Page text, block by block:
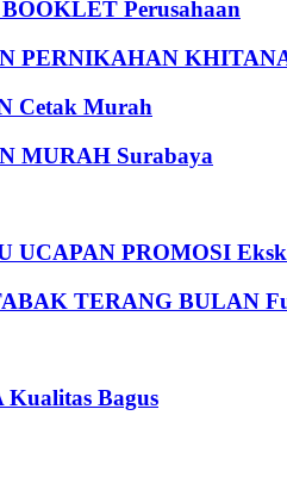
Perusahaan
PERNIKAHAN
Cetak Murah
MURAH Surabaya
UCAPAN PROMOSI
TERANG BULAN
Bagus